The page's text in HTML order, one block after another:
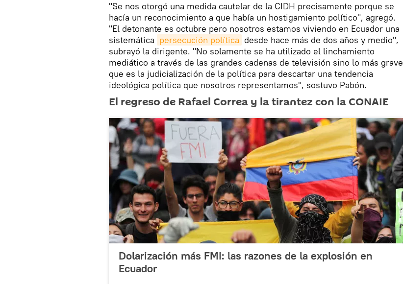
"Se nos otorgó una medida cautelar de la CIDH precisamente porque se
hacía un reconocimiento a que había un hostigamiento político", agregó.
"El detonante es octubre pero nosotros estamos viviendo en Ecuador una
sistemática persecución política desde hace más de dos años y medio",
subrayó la dirigente. "No solamente se ha utilizado el linchamiento
mediático a través de las grandes cadenas de televisión sino lo más grave
que es la judicialización de la política para descartar una tendencia
ideológica política que nosotros representamos", sostuvo Pabón.
El regreso de Rafael Correa y la tirantez con la CONAIE
Dolarización más FMI: las razones de la explosión en
Ecuador